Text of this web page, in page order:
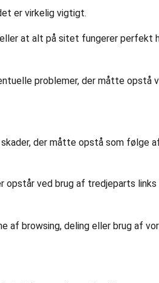
er virkelig vigtigt.
at alt på sitet fungerer perfekt
problemer, der måtte opstå
der måtte opstå som følge
opstår ved brug af tredjeparts
af browsing, deling eller brug af